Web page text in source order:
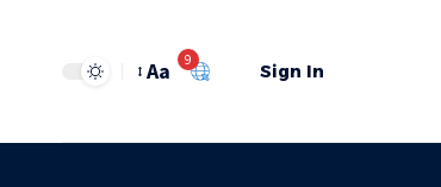
Sign In
9
Aa